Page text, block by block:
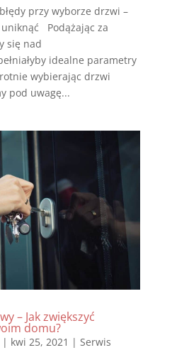
przy wyborze drzwi –
Podążając za
się nad
idealne parametry
wybierając drzwi
pod uwagę...
– Jak zwiększyć
domu?
| kwi 25, 2021 | Serwis